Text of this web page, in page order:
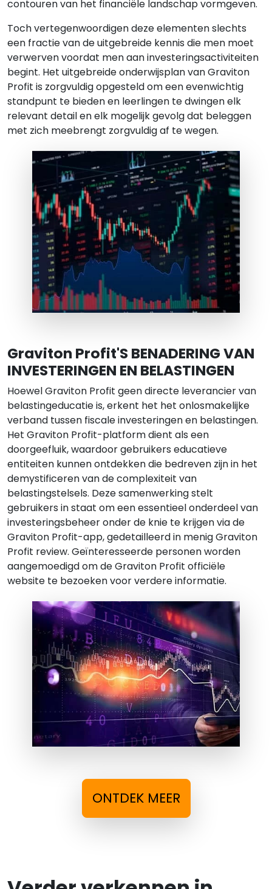
contouren van het financiële landschap vormgeven.
Toch vertegenwoordigen deze elementen slechts
een fractie van de uitgebreide kennis die men moet
verwerven voordat men aan investeringsactiviteiten
begint. Het uitgebreide onderwijsplan van Graviton
Profit is zorgvuldig opgesteld om een evenwichtig
standpunt te bieden en leerlingen te dwingen elk
relevant detail en elk mogelijk gevolg dat beleggen
met zich meebrengt zorgvuldig af te wegen.
Graviton Profit'S BENADERING VAN
INVESTERINGEN EN BELASTINGEN
Hoewel Graviton Profit geen directe leverancier van
belastingeducatie is, erkent het het onlosmakelijke
verband tussen fiscale investeringen en belastingen.
Het Graviton Profit-platform dient als een
doorgeefluik, waardoor gebruikers educatieve
entiteiten kunnen ontdekken die bedreven zijn in het
demystificeren van de complexiteit van
belastingstelsels. Deze samenwerking stelt
gebruikers in staat om een essentieel onderdeel van
investeringsbeheer onder de knie te krijgen via de
Graviton Profit-app, gedetailleerd in menig Graviton
Profit review. Geïnteresseerde personen worden
aangemoedigd om de Graviton Profit officiële
website te bezoeken voor verdere informatie.
ONTDEK MEER